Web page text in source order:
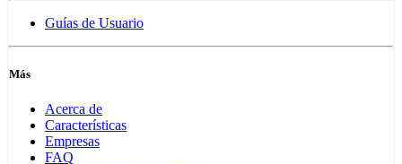
Guías de Usuario
Más
Acerca de
Características
Empresas
FAQ